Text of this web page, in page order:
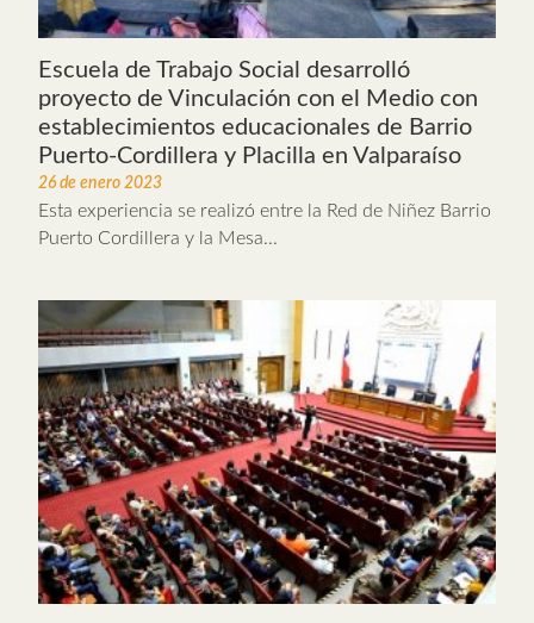
Escuela de Trabajo Social desarrolló
proyecto de Vinculación con el Medio con
establecimientos educacionales de Barrio
Puerto-Cordillera y Placilla en Valparaíso
26 de enero 2023
Esta experiencia se realizó entre la Red de Niñez Barrio
Puerto Cordillera y la Mesa...